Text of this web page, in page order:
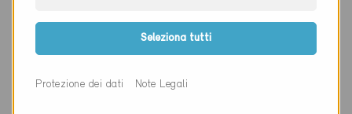
Seleziona tutti
Protezione dei dati Note Legali